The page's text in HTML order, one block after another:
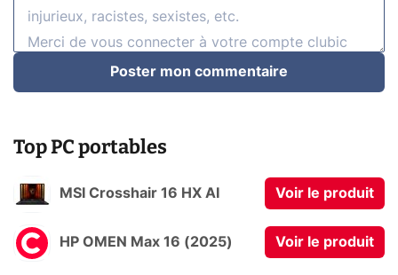
Poster mon commentaire
Top PC portables
MSI Crosshair 16 HX AI Voir le produit
HP OMEN Max 16 (2025) Voir le produit